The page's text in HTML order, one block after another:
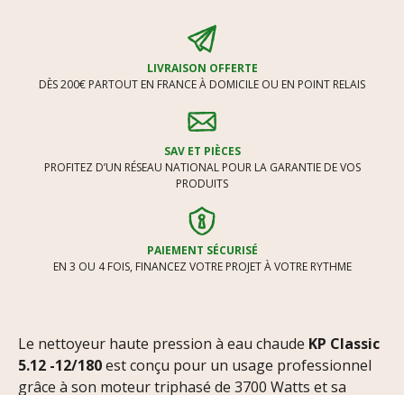
LIVRAISON OFFERTE
DÈS 200€ PARTOUT EN FRANCE À DOMICILE OU EN POINT RELAIS
SAV ET PIÈCES
PROFITEZ D’UN RÉSEAU NATIONAL POUR LA GARANTIE DE VOS
PRODUITS
PAIEMENT SÉCURISÉ
EN 3 OU 4 FOIS, FINANCEZ VOTRE PROJET À VOTRE RYTHME
Le nettoyeur haute pression à eau chaude KP Classic
5.12 -12/180est conçu pour un usage professionnel
grâce à son moteur triphasé de 3700 Watts et sa